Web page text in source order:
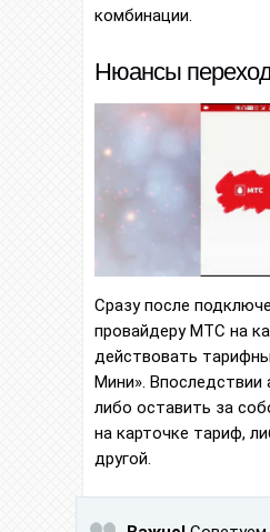
комбинации.
Нюансы
Сразу после
провайдеру МТС на
действовать
Мини».
либо оставить за
на карточке тариф,
другой.